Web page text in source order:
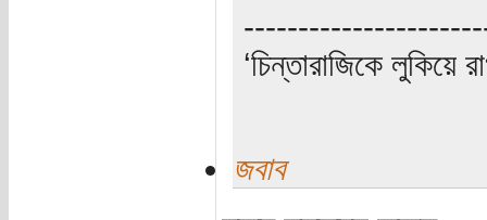
‘চিন্তারাজিকে লুকিয়ে
জবাব